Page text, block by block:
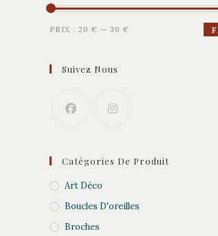
Prix
Prix
PRIX : 20 € — 30 €
Suivez Nous
Catégories De Produit
Art Déco
Boucles D'oreilles
Broches